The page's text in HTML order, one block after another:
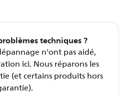
techniques ?
n'ont pas aidé,
ici. Nous réparons les
(et certains produits hors